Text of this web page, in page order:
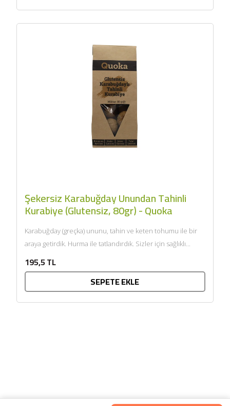
Şekersiz Karabuğday Unundan Tahinli
Kurabiye (Glutensiz, 80gr) - Quoka
Karabuğday (greçka) ununu, tahin ve keten tohumu ile bir
araya getirdik. Hurma ile tatlandırdık. Sizler için sağlıklı...
195,5 TL
SEPETE EKLE